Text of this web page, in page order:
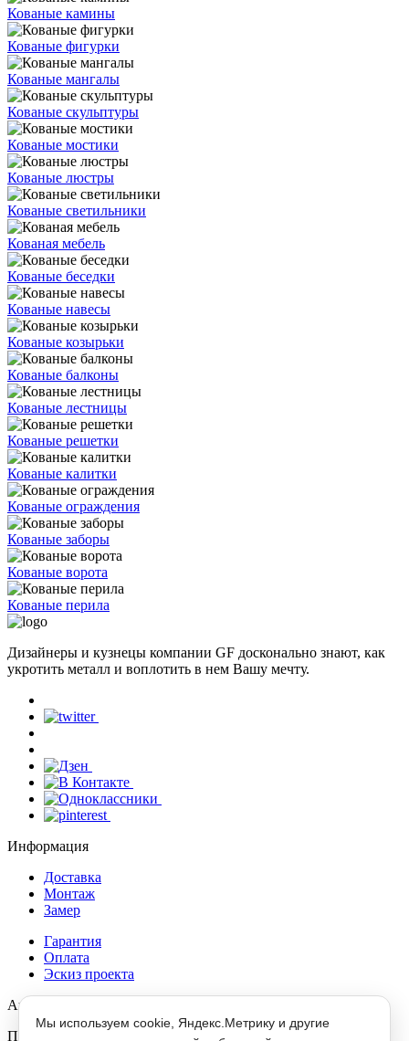
Кованые камины
Кованые фигурки
Кованые мангалы
Кованые скульптуры
Кованые мостики
Кованые люстры
Кованые светильники
Кованая мебель
Кованые беседки
Кованые навесы
Кованые козырьки
Кованые балконы
Кованые лестницы
Кованые решетки
Кованые калитки
Кованые ограждения
Кованые заборы
Кованые ворота
Кованые перила
Дизайнеры и кузнецы компании GF досконально знают, как
укротить металл и воплотить в нем Вашу мечту.
Информация
Доставка
Монтаж
Замер
Гарантия
Оплата
Эскиз проекта
Акция месяца
При заказе скульптуры из металла - в подарок фигурка
Мы используем cookie, Яндекс.Метрику и другие